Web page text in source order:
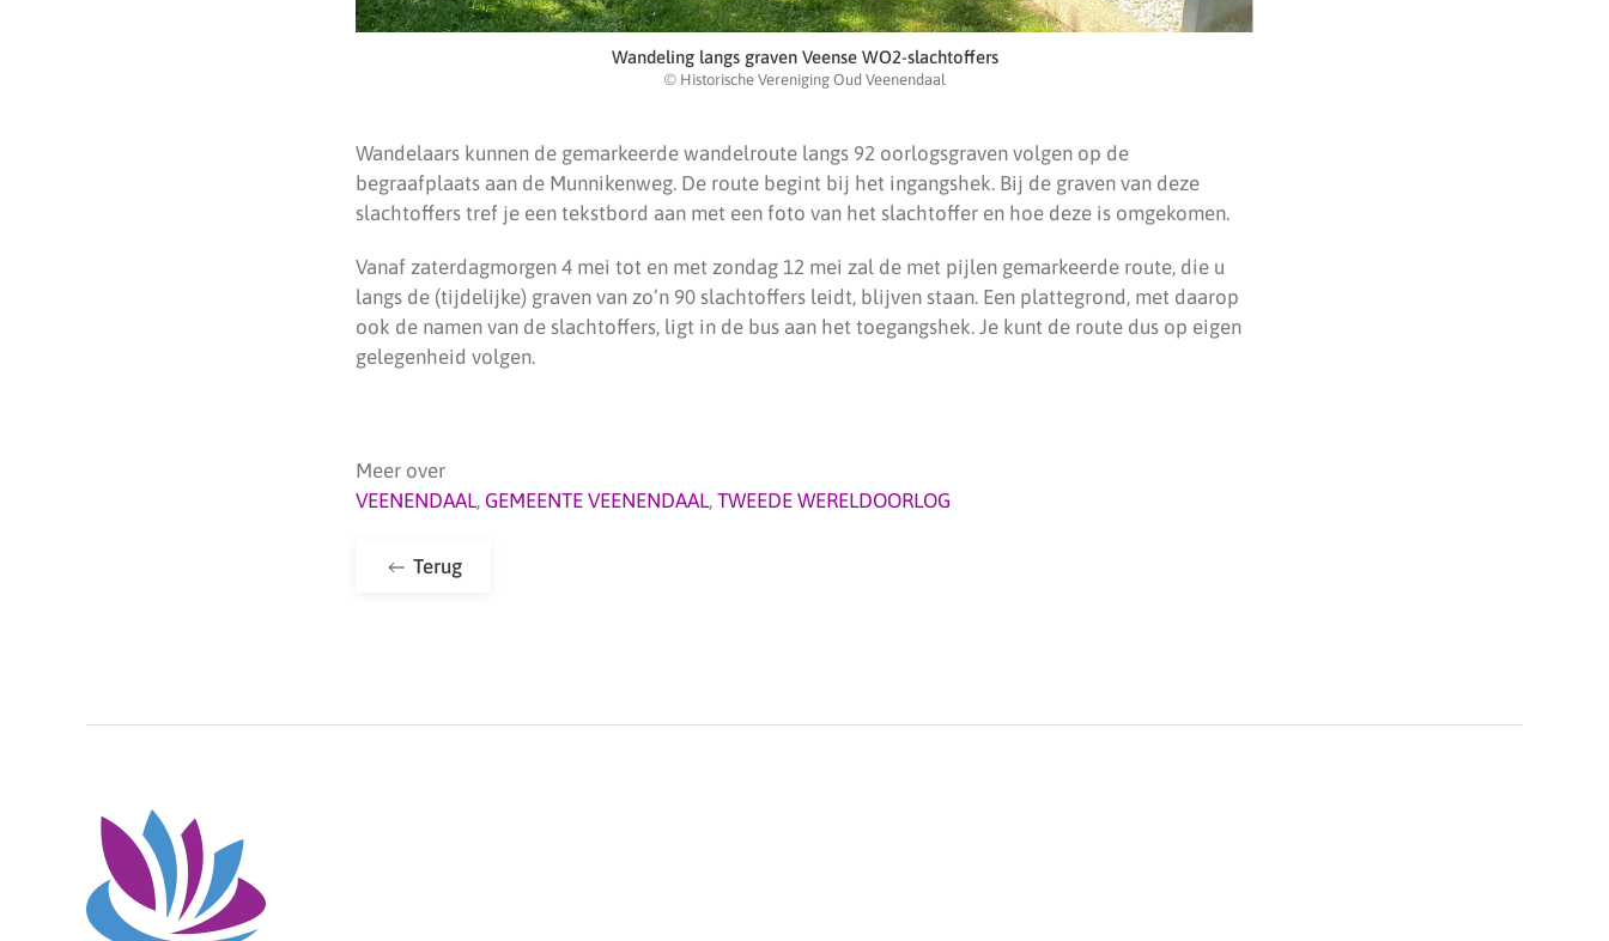
Wandeling langs graven Veense WO2-slachtoffers
© Historische Vereniging Oud Veenendaal
Wandelaars kunnen de gemarkeerde wandelroute langs 92 oorlogsgraven volgen op de
begraafplaats aan de Munnikenweg. De route begint bij het ingangshek. Bij de graven van deze
slachtoffers tref je een tekstbord aan met een foto van het slachtoffer en hoe deze is omgekomen.
Vanaf zaterdagmorgen 4 mei tot en met zondag 12 mei zal de met pijlen gemarkeerde route, die u
langs de (tijdelijke) graven van zo’n 90 slachtoffers leidt, blijven staan. Een plattegrond, met daarop
ook de namen van de slachtoffers, ligt in de bus aan het toegangshek. Je kunt de route dus op eigen
gelegenheid volgen.
Meer over
VEENENDAAL, GEMEENTE VEENENDAAL, TWEEDE WERELDOORLOG
Terug